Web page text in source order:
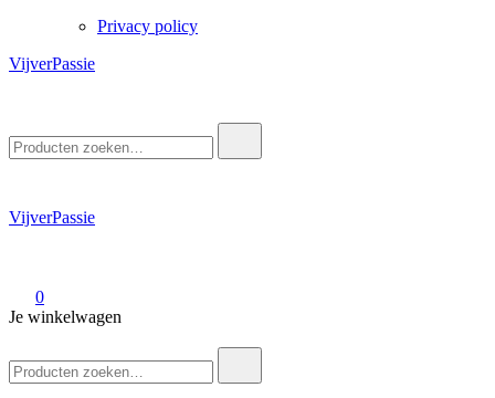
Privacy policy
VijverPassie
naar:
VijverPassie
0
Je winkelwagen
naar: